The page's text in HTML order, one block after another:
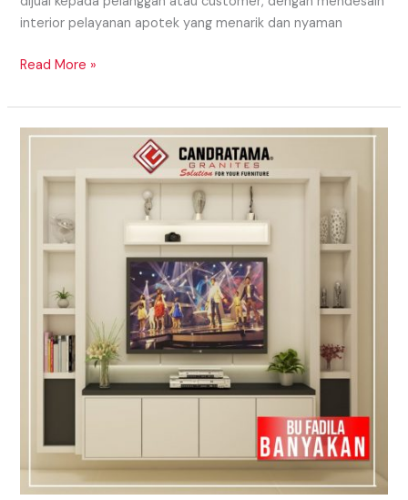
interior pelayanan apotek yang menarik dan nyaman
Read More »
Memilih
Televisi
Sesuai
Dengan
Hunian
Anda